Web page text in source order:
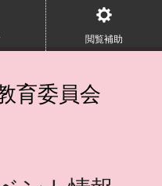
閲覧補助
育委員会